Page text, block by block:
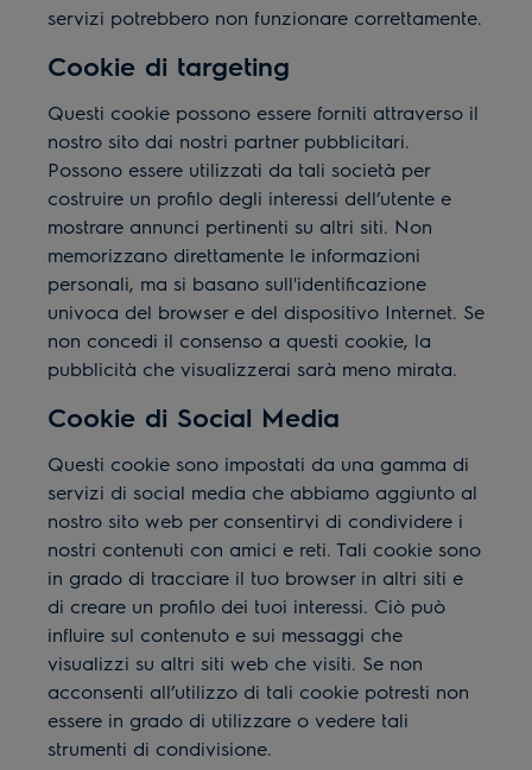
servizi potrebbero non funzionare correttamente.
Cookie di targeting
Questi cookie possono essere forniti attraverso il
nostro sito dai nostri partner pubblicitari.
Possono essere utilizzati da tali società per
costruire un profilo degli interessi dell’utente e
mostrare annunci pertinenti su altri siti. Non
memorizzano direttamente le informazioni
personali, ma si basano sull'identificazione
univoca del browser e del dispositivo Internet. Se
non concedi il consenso a questi cookie, la
pubblicità che visualizzerai sarà meno mirata.
Cookie di Social Media
Questi cookie sono impostati da una gamma di
servizi di social media che abbiamo aggiunto al
nostro sito web per consentirvi di condividere i
nostri contenuti con amici e reti. Tali cookie sono
in grado di tracciare il tuo browser in altri siti e
di creare un profilo dei tuoi interessi. Ciò può
influire sul contenuto e sui messaggi che
visualizzi su altri siti web che visiti. Se non
acconsenti all’utilizzo di tali cookie potresti non
essere in grado di utilizzare o vedere tali
strumenti di condivisione.